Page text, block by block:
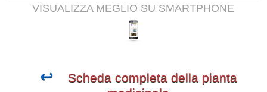
VISUALIZZA MEGLIO SU SMARTPHONE
↩ Scheda completa della pianta